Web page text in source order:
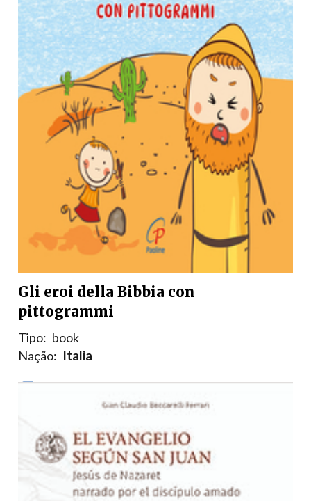
Gli eroi della Bibbia con
pittogrammi
Tipo: book
Nação: Italia